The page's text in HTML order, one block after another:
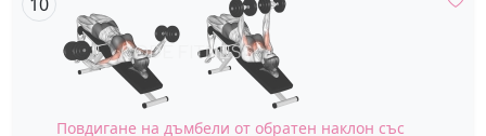
Повдигане на дъмбели от обратен наклон със